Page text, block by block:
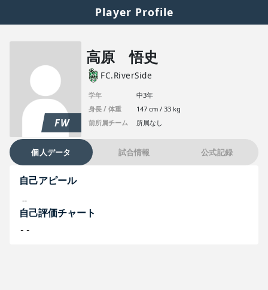
Player Profile
FW
高原 悟史
FC.RiverSide
学年
中3年
身長 / 体重
147 cm / 33 kg
前所属チーム
所属なし
個人データ 試合情報 公式記録
自己アピール
--
自己評価チャート
--